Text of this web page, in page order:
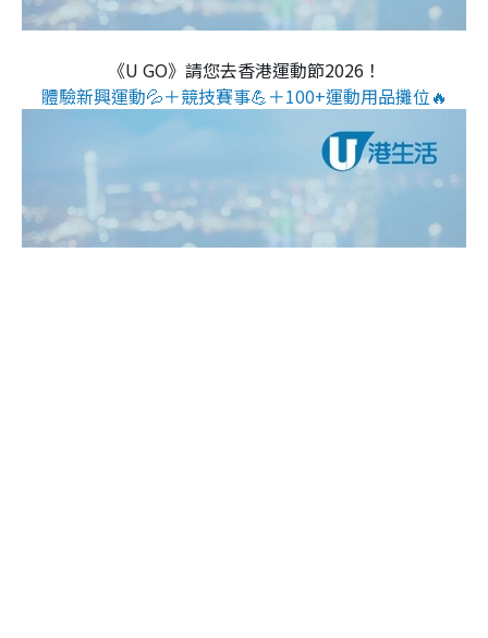
《U GO》請您去香港運動節2026！
體驗新興運動💦＋競技賽事💪＋100+運動用品攤位🔥